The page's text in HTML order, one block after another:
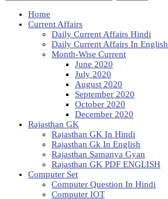
Home
Current Affairs
Daily Current Affairs Hindi
Daily Current Affairs In English
Month-Wise Current
June 2020
July 2020
August 2020
September 2020
October 2020
December 2020
Rajasthan GK
Rajasthan GK In Hindi
Rajasthan Gk In English
Rajasthan Samanya Gyan
Rajasthan GK PDF ENGLISH
Computer Set
Computer Question In Hindi
Computer IOT